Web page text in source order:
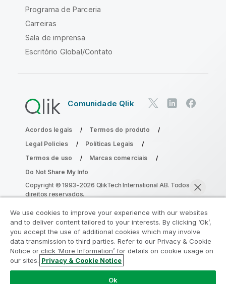
Bater papo agora
Programa de Parceria
Carreiras
Sala de imprensa
Escritório Global/Contato
Comunidade Qlik
Acordos legais
Termos do produto
Legal Policies
Políticas Legais
Termos de uso
Marcas comerciais
Do Not Share My Info
Copyright © 1993-2026 QlikTech International AB. Todos os
direitos reservados.
Participe do Programa de Modernização
do Analytics
Modernize sem comprometer seus valiosos aplicativos
We use cookies to improve your experience with our websites
and to deliver content tailored to your interests. By clicking ‘Ok’,
you accept the use of additional cookies which may involve
data transmission to third parties. Refer to our Privacy & Cookie
Notice or click ‘More Information’ for details on cookie usage on
our sites. Privacy & Cookie Notice
Ok